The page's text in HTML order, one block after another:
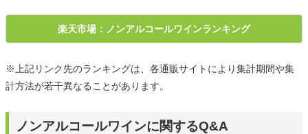
楽天市場：ノンアルコールワインランキング
※上記リンク先のランキングは、各通販サイトにより集計期間や集
計方法が若干異なることがあります。
ノンアルコールワインに関するQ&A